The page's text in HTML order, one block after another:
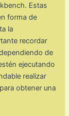
Estas
forma de
la
recordar
de
ejecutando
realizar
obtener una